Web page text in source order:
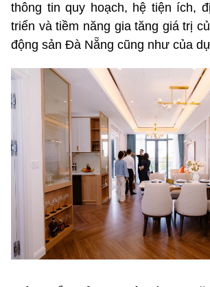
thông tin quy hoạch, hệ tiện ích,
triển và tiềm năng gia tăng giá trị
động sản Đà Nẵng cũng như của